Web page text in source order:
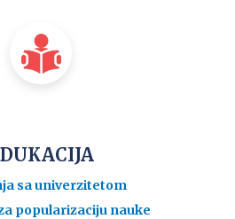
sa univerzitetom
popularizaciju nauke